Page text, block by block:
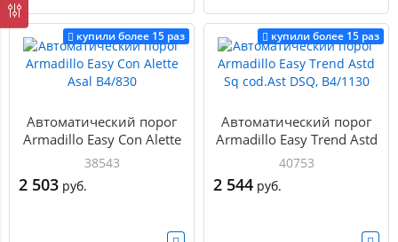
купили более 15 раз
Автоматический порог
Armadillo Easy Con Alette
Asal B4/830
38543
2 503 руб.
купили более 15 раз
Автоматический порог
Armadillo Easy Trend Astd
Sq cod.Ast DSQ, B4/1130
40753
2 544 руб.